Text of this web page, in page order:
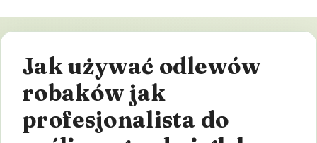
Jak używać odlewów
robaków jak
profesjonalista do